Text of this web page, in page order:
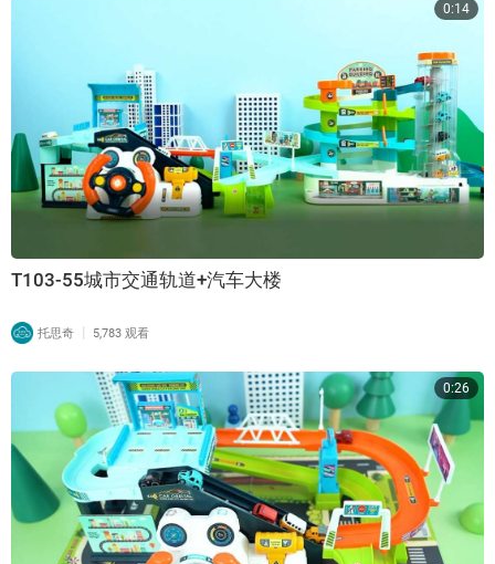
0:14
T103-55城市交通轨道+汽车大楼
托思奇 | 5,783 观看
0:26